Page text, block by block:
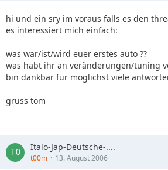
hi und ein sry im voraus falls es den
es interessiert mich einfach:
was war/ist/wird euer erstes auto ??
was habt ihr an veränderungen/tuning
bin dankbar für möglichst viele
gruss tom
Italo-Jap-Deutsche-....
t00m 13. August 2006